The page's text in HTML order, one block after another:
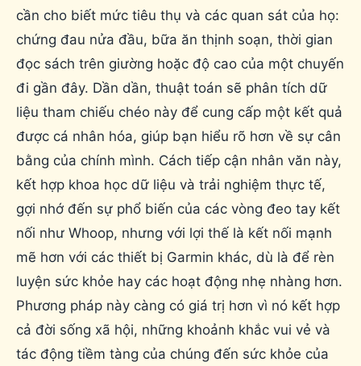
cần cho biết mức tiêu thụ và các quan sát của họ:
chứng đau nửa đầu, bữa ăn thịnh soạn, thời gian
đọc sách trên giường hoặc độ cao của một chuyến
đi gần đây. Dần dần, thuật toán sẽ phân tích dữ
liệu tham chiếu chéo này để cung cấp một kết quả
được cá nhân hóa, giúp bạn hiểu rõ hơn về sự cân
bằng của chính mình. Cách tiếp cận nhân văn này,
kết hợp khoa học dữ liệu và trải nghiệm thực tế,
gợi nhớ đến sự phổ biến của các vòng đeo tay kết
nối như Whoop, nhưng với lợi thế là kết nối mạnh
mẽ hơn với các thiết bị Garmin khác, dù là để rèn
luyện sức khỏe hay các hoạt động nhẹ nhàng hơn.
Phương pháp này càng có giá trị hơn vì nó kết hợp
cả đời sống xã hội, những khoảnh khắc vui vẻ và
tác động tiềm tàng của chúng đến sức khỏe của